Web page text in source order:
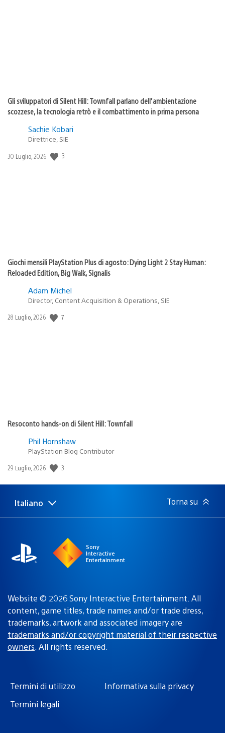
Gli sviluppatori di Silent Hill: Townfall parlano dell’ambientazione
scozzese, la tecnologia retrò e il combattimento in prima persona
Sachie Kobari
Direttrice, SIE
Data
30 Luglio, 2026 3
Giochi mensili PlayStation Plus di agosto: Dying Light 2 Stay Human:
Reloaded Edition, Big Walk, Signalis
Adam Michel
Director, Content Acquisition & Operations, SIE
Data
28 Luglio, 2026 7
Resoconto hands-on di Silent Hill: Townfall
Phil Hornshaw
PlayStation Blog Contributor
Data
pubblicazione:
29 Luglio, 2026 3
Seleziona
una
Regione
attuale:
Italiano Torna su
Sony
Interactive
Entertainment
Website © 2026 Sony Interactive Entertainment. All
content, game titles, trade names and/or trade dress,
trademarks, artwork and associated imagery are
trademarks and/or copyright material of their respective
owners. All rights reserved.
Termini di utilizzo
Informativa sulla privacy
Termini legali